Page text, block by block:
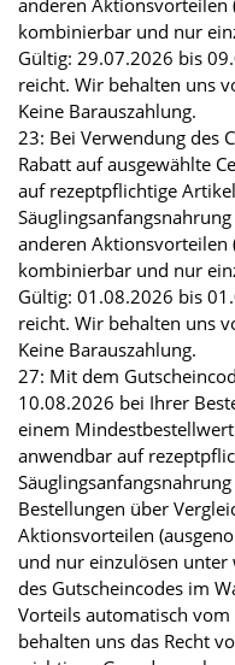
anderen Aktionsvorteilen
kombinierbar und nur
Gültig: 29.07.2026 bis
reicht. Wir behalten uns
Keine Barauszahlung.
23: Bei Verwendung des
Rabatt auf ausgewählte
auf rezeptpflichtige
anderen Aktionsvorteilen
kombinierbar und nur
Gültig: 01.08.2026 bis
reicht. Wir behalten uns
Keine Barauszahlung.
27: Mit dem
10.08.2026 bei Ihrer
einem
anwendbar auf
Bestellungen über
Aktionsvorteilen
und nur einzulösen unter
des Gutscheincodes im
Vorteils automatisch vom
behalten uns das Recht